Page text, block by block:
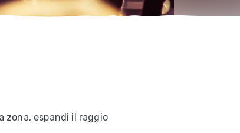
espandi il raggio